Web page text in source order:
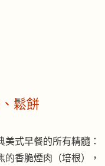
鬆餅
式早餐的所有精髓：
香脆煙肉（培根），